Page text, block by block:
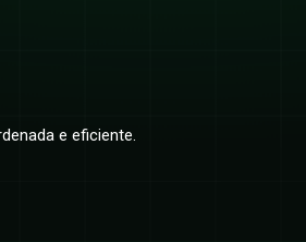
e eficiente.